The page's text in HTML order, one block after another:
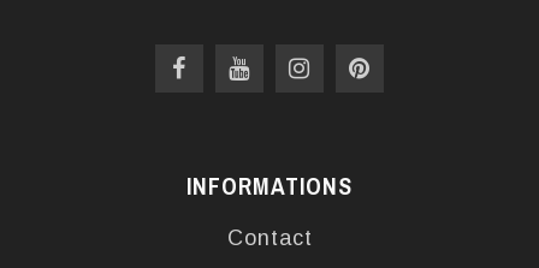
INFORMATIONS
Contact